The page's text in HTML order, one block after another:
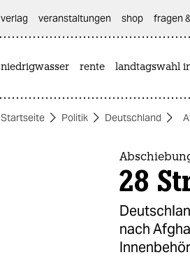
themen
verlag
veranstaltungen shop fragen
niedrigwasser rente landtagswahl
Startseite Politik Deutschland
28
nach